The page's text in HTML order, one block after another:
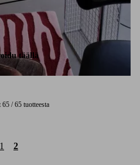
täällä
/ 65 tuotteesta
1 2